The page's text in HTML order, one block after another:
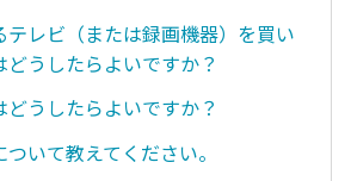
テレビ（または録画機器）を買い
どうしたらよいですか？
うしたらよいですか？
いて教えてください。